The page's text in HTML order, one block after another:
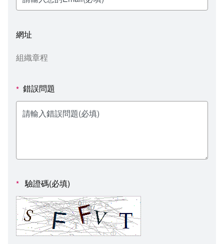
線上報名查詢
秘書處出納組
教學媒體處
電算中心
人事室
健康管理與促進學系
校園行事曆
教室‧會議室預約系統
政府公開資訊
意見信箱
各單位意見信箱
諮詢信箱進度查詢
影音資訊
網址
組織章程
* 錯誤問題
* 驗證碼(必填)